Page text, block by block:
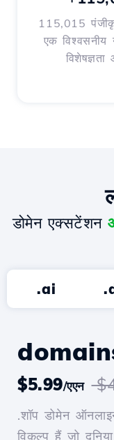
115,015
एक
डोमेन एक्सटेंशन
.ai
$5.99/एएन
.शॉप डोमेन
विकल्प हैं जो